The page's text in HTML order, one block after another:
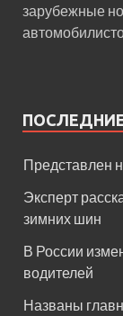
зарубежные
Представлен
Эксперт
зимних шин
В России
водителей
Названы